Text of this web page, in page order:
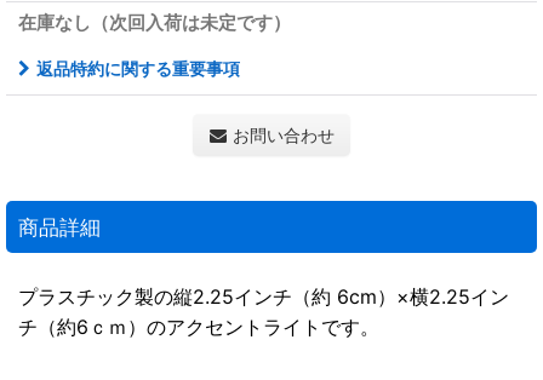
在庫なし（次回入荷は未定です）
返品特約に関する重要事項
お問い合わせ
商品詳細
プラスチック製の縦2.25インチ（約 6cm）×横2.25イン
チ（約6ｃｍ）のアクセントライトです。